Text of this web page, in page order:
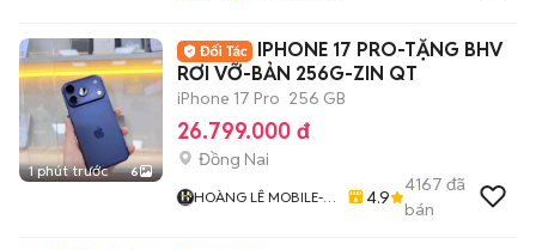
1 phút trước 6
IPHONE 17 PRO-TẶNG BHV
RƠI VỠ-BẢN 256G-ZIN QT
iPhone 17 Pro 256 GB
26.799.000 đ
Đồng Nai
HOÀNG LÊ MOBILE-
4.9
4167 đã
bán